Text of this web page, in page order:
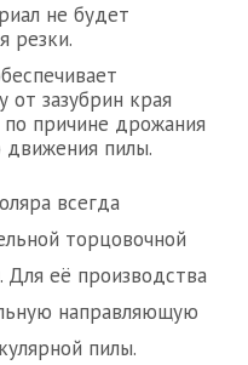
не будет
резки.
от зазубрин края
по причине дрожания
движения пилы.
всегда
торцовочной
Для её производства
направляющую
пилы.